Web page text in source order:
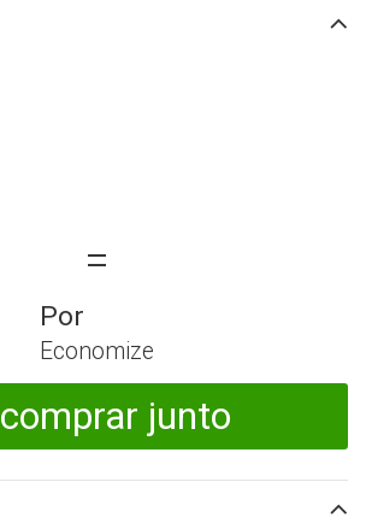
Economize
comprar junto